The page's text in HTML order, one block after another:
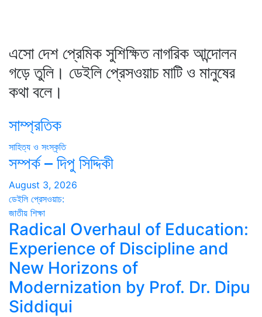
এসো দেশ প্রেমিক সুশিক্ষিত নাগরিক আন্দোলন
গড়ে তুলি। ডেইলি প্রেসওয়াচ মাটি ও মানুষের
কথা বলে।
সাম্প্রতিক
সাহিত্য ও সংস্কৃতি
সম্পর্ক – দিপু সিদ্দিকী
August 3, 2026
ডেইলি প্রেসওয়াচ:
জাতীয় শিক্ষা
Radical Overhaul of Education:
Experience of Discipline and
New Horizons of
Modernization by Prof. Dr. Dipu
Siddiqui